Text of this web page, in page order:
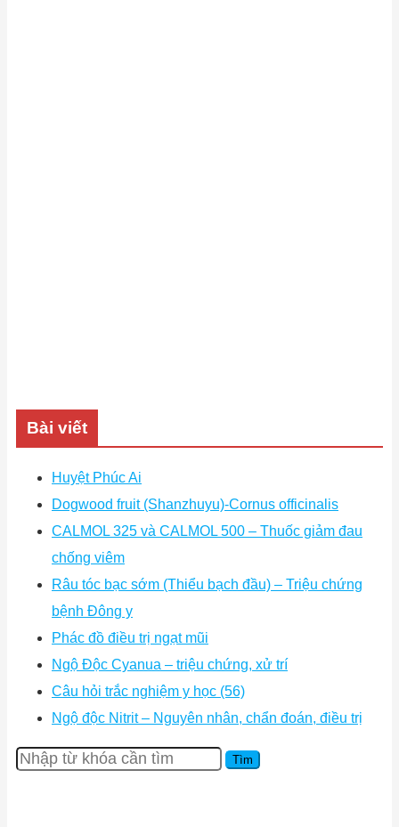
Bài viết
Huyệt Phúc Ai
Dogwood fruit (Shanzhuyu)-Cornus officinalis
CALMOL 325 và CALMOL 500 – Thuốc giảm đau
chống viêm
Râu tóc bạc sớm (Thiểu bạch đầu) – Triệu chứng
bệnh Đông y
Phác đồ điều trị ngạt mũi
Ngộ Độc Cyanua – triệu chứng, xử trí
Câu hỏi trắc nghiệm y học (56)
Ngộ độc Nitrit – Nguyên nhân, chẩn đoán, điều trị